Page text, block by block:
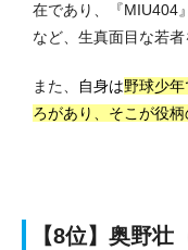
在であり、『MIU404
など、生真面目な若者
また、 自身は野球少
ろがあり、そこが役
【8位】奥野壮